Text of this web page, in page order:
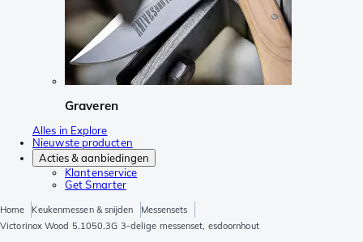
Graveren
Alles in Explore
Nieuwste producten
Acties & aanbiedingen
Klantenservice
Get Smarter
Home Keukenmessen & snijden
Messensets
Victorinox Wood 5.1050.3G 3-delige messenset, esdoornhout